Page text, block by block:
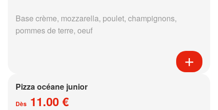
Base crème, mozzarella, poulet, champignons,
pommes de terre, oeuf
Pizza océane junior
Dès 11.00 €